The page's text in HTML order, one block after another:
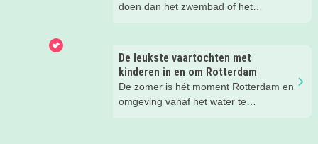
doen dan het zwembad of het
eerste meiweek waarin vrijheid
centraal staat, is het een mooi moment
om hier eens wat langer bij stil te
staan. Dus bezocht onze kidsreporter
met haar zoons het Mariniersmuseum
De leukste vaartochten met
kinderen in en om Rotterdam
De zomer is hét moment Rotterdam en
omgeving vanaf het water te